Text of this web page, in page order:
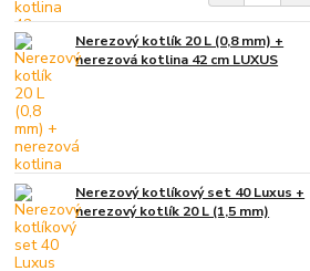
Nerezový kotlík 20 L (0,8 mm) +
nerezová kotlina 42 cm LUXUS
Nerezový kotlíkový set 40 Luxus +
nerezový kotlík 20 L (1,5 mm)